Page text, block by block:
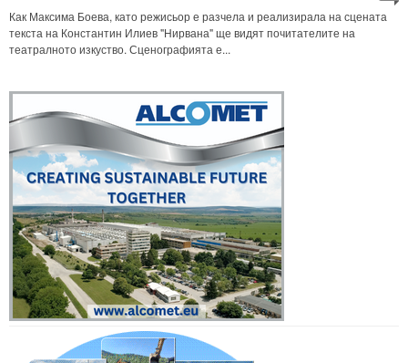
Как Максима Боева, като режисьор е разчела и реализирала на сцената
текста на Константин Илиев "Нирвана" ще видят почитателите на
театралното изкуство. Сценографията е...